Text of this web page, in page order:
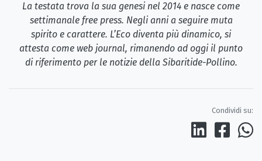
La testata trova la sua genesi nel 2014 e nasce come
settimanale free press. Negli anni a seguire muta
spirito e carattere. L’Eco diventa più dinamico, si
attesta come web journal, rimanendo ad oggi il punto
di riferimento per le notizie della Sibaritide-Pollino.
Condividi su: